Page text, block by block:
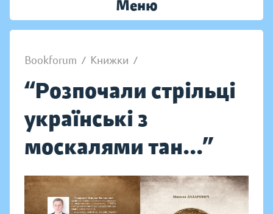
Меню
Bookforum / Книжки /
“Розпочали стрільці
українські з
москалями тан...”